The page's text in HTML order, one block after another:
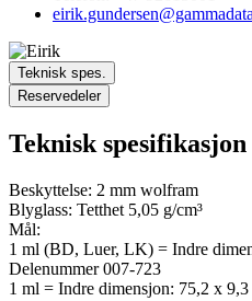
Teknisk spes.
Reservedeler
Teknisk spesifikasjon
Beskyttelse: 2 mm wolfram
Blyglass: Tetthet 5,05 g/cm³
Mål:
1 ml (BD, Luer, LK) = Indre
Delenummer 007-723
1 ml = Indre dimensjon: 75,2 x